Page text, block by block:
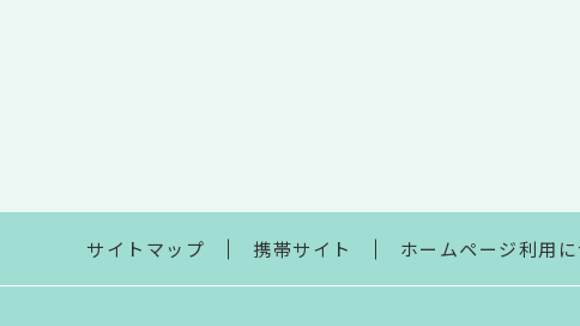
サイトマップ 携帯サイト ホームページ利用